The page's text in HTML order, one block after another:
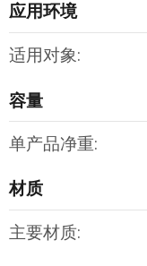
应用环境
适用对象:
容量
单产品净重:
材质
主要材质: